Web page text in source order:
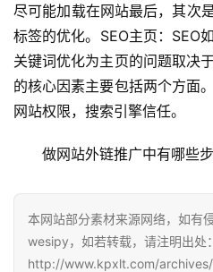
尽可能加载在网站最后，其次
标签的优化。SEO主页：SEO
关键词优化为主页的问题取决
的核心因素主要包括两个方面
网站权限，搜索引擎信任。
做网站外链推广中有哪些步
本网站部分素材来源网络，如有
wesipy，如若转载，请注明出处：
http://www.kpxlt.com/